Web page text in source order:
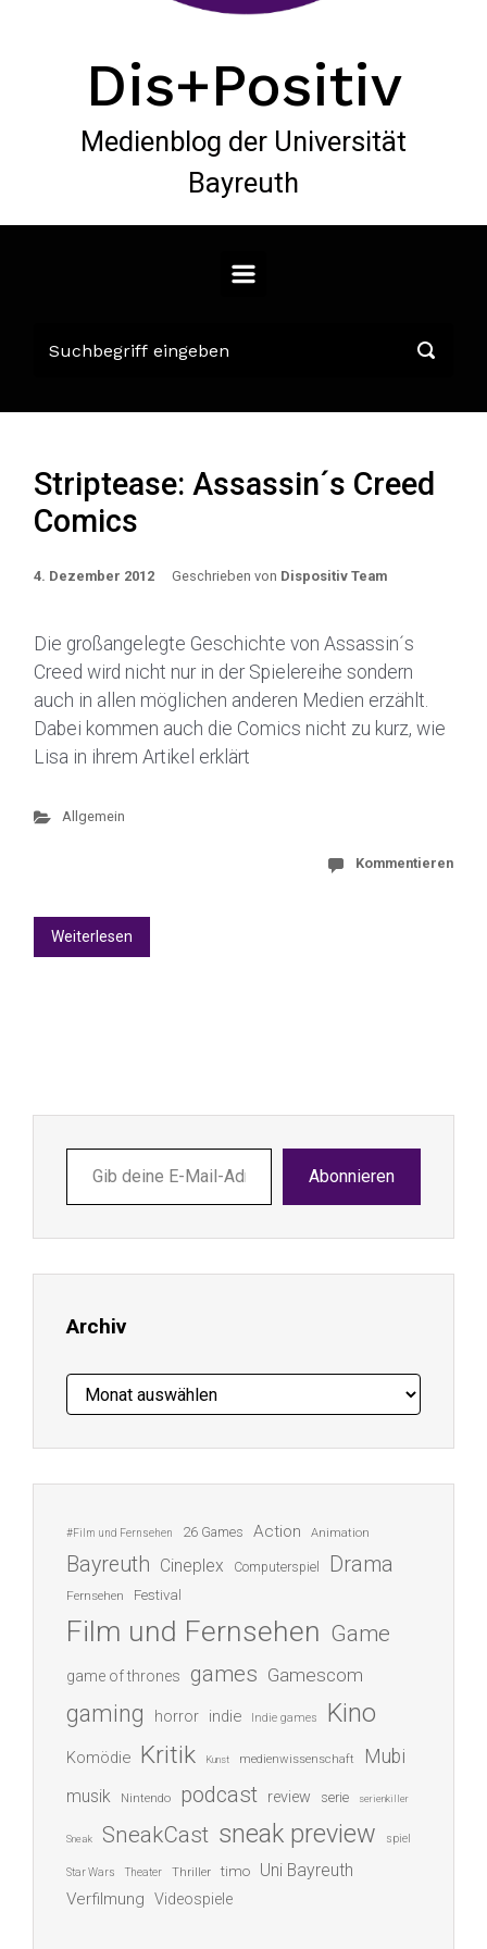
Dis+Positiv
Medienblog der Universität
Bayreuth
Striptease: Assassin´s Creed
Comics
4. Dezember 2012 Geschrieben von Dispositiv Team
Die großangelegte Geschichte von Assassin´s
Creed wird nicht nur in der Spielereihe sondern
auch in allen möglichen anderen Medien erzählt.
Dabei kommen auch die Comics nicht zu kurz, wie
Lisa in ihrem Artikel erklärt
Allgemein
Kommentieren
Weiterlesen
deine
E-
ein ...
Abonnieren
Archiv
Archiv
#Film und Fernsehen 26 Games Action Animation
Bayreuth Cineplex Computerspiel Drama
Fernsehen Festival
Film und Fernsehen Game
game of thrones games Gamescom
gaming horror indie Indie games Kino
Komödie Kritik Kunst medienwissenschaft Mubi
musik Nintendo podcast review serie serienkiller
Sneak SneakCast sneak preview spiel
Star Wars Theater Thriller timo Uni Bayreuth
Verfilmung Videospiele